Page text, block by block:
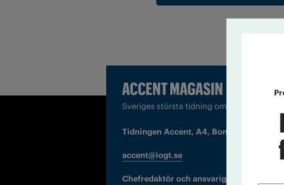
Sveriges största tidning om droger och
Tidningen Accent, A4, Bondegatan 21,
accent@iogt.se
Chefredaktör och ansvarig utgivare: